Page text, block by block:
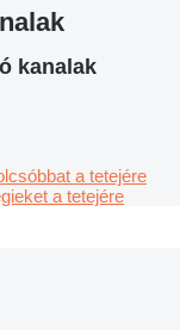
kanalak
a tetejére
a tetejére